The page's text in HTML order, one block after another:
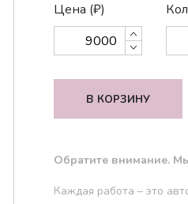
Цена (₽)
В КОРЗИНУ
Обратите внимание.
Каждая работа – это